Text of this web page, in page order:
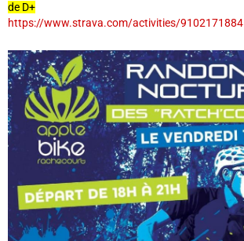
de D+
https://www.strava.com/activities/9102171884